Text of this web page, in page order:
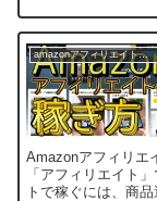
amazonアフィリエイトについて
Amazonアフィリエ
「アフィリエイト
トで稼ぐには、商